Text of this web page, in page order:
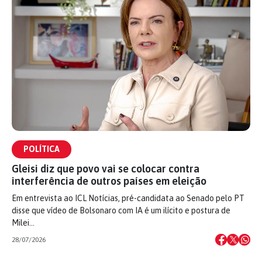
POLÍTICA
Gleisi diz que povo vai se colocar contra
interferência de outros países em eleição
Em entrevista ao ICL Notícias, pré-candidata ao Senado pelo PT
disse que vídeo de Bolsonaro com IA é um ilícito e postura de
Milei…
28/07/2026